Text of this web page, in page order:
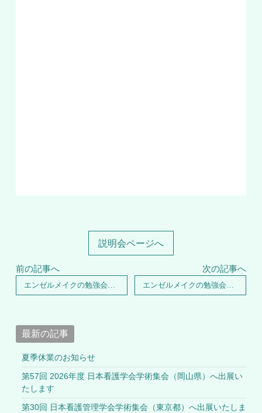
説明会ページへ
前の記事へ
エンゼルメイクの勉強会を山形県で開催いたしました。
次の記事へ
エンゼルメイクの勉強会を新潟県で開催いたしました。
最新の記事
夏季休業のお知らせ
第57回 2026年度 日本看護学会学術集会（岡山県）へ出展い
たします
第30回 日本看護管理学会学術集会（東京都）へ出展いたしま